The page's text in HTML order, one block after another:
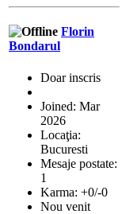
Florin
Bondarul
Doar inscris
Joined: Mar
2026
Locaţia:
Bucuresti
Mesaje postate:
1
Karma: +0/-0
Nou venit